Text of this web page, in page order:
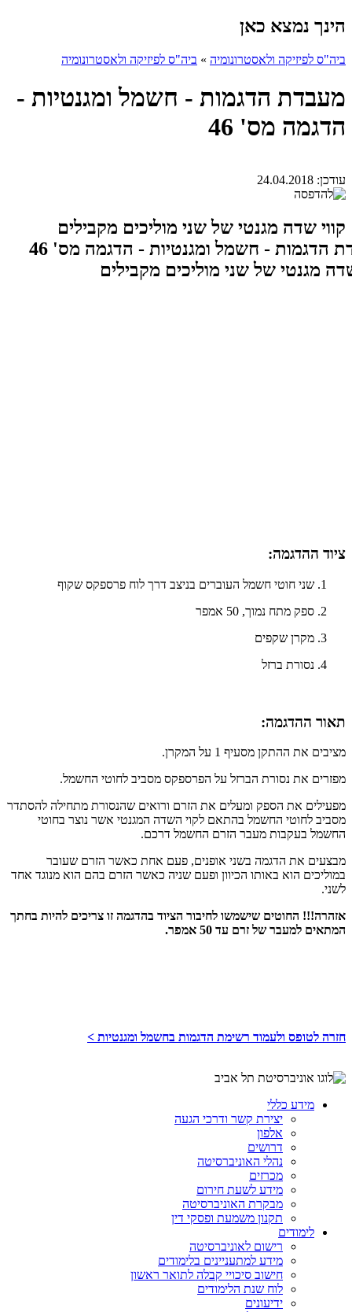
הינך נמצא כאן
ביה"ס לפיזיקה ולאסטרונומיה » ביה"ס לפיזיקה ולאסטרונומיה
מעבדת הדגמות - חשמל ומגנטיות -
הדגמה מס' 46
עודכן: 24.04.2018
קווי שדה מגנטי של שני מוליכים מקבילים
ציוד ההדגמה:​​
שני חוטי חשמל העוברים בניצב דרך לוח פרספקס שקוף
ספק מתח נמוך, 50 אמפר
מקרן שקפים
נסורת ברזל
תאור ההדגמה:​
מציבים את ההתקן מסעיף 1 על המקרן.
מפזרים את נסורת הברזל על הפרספקס מסביב לחוטי החשמל.
מפעילים את הספק ומעלים את הזרם ורואים שהנסורת מתחילה להסתדר
מסביב לחוטי החשמל בהתאם לקוי השדה המגנטי אשר נוצר בחוטי
החשמל בעקבות מעבר הזרם החשמל דרכם.
מבצעים את הדגמה בשני אופנים, פעם אחת כאשר הזרם שעובר
במוליכים הוא באותו הכיוון ופעם שניה כאשר הזרם בהם הוא מנוגד אחד
לשני.
אזהרה!!! החוטים שישמשו לחיבור הציוד בהדגמה זו צריכים להיות בחתך
המתאים למעבר של זרם עד 50 אמפר.
חזרה לטופס ולעמוד רשימת הדגמות בחשמל ומגנטיות >
מידע כללי
יצירת קשר ודרכי הגעה
אלפון
דרושים
נהלי האוניברסיטה
מכרזים
מידע לשעת חירום
מבקרת האוניברסיטה
תקנון משמעת ופסקי דין
לימודים
רישום לאוניברסיטה
מידע למתעניינים בלימודים
חישוב סיכויי קבלה לתואר ראשון
לוח שנת הלימודים
ידיעונים